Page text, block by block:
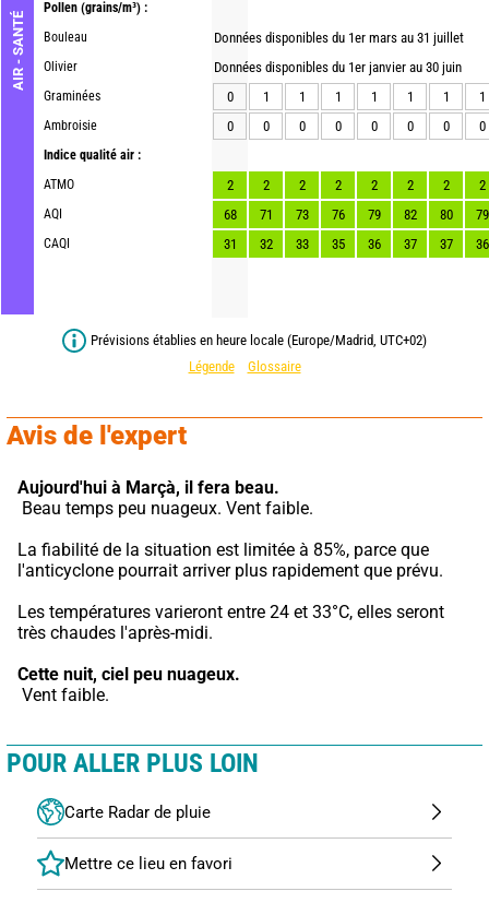
AIR - SANTÉ
Pollen (grains/m³) :
Bouleau
Olivier
Graminées
Ambroisie
Indice qualité air :
ATMO
AQI
CAQI
Données disponibles du 1er mars au 31 juillet
Données disponibles du 1er janvier au 30 juin
0
1 1 1 1 1 1
1
0
0 0 0 0 0 0 0
2 2 2 2 2 2 2
2
68
71 73 76 79 82 80
79
31
32 33 35 36 37 37 36
Prévisions établies en heure locale (Europe/Madrid, UTC+02)
Légende
Glossaire
Avis de l'expert
Aujourd'hui à Marçà, il fera beau.
Beau temps peu nuageux. Vent faible.
La fiabilité de la situation est limitée à 85%, parce que
l'anticyclone pourrait arriver plus rapidement que prévu.
Les températures varieront entre 24 et 33°C, elles seront
très chaudes l'après-midi.
Cette nuit, ciel peu nuageux.
Vent faible.
POUR ALLER PLUS LOIN
Carte Radar de pluie